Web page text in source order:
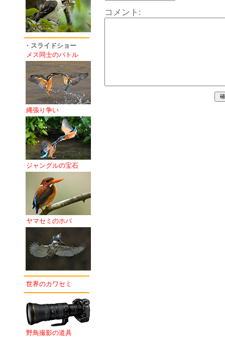
・スライドショー
メス同士のバトル
縄張り争い
ジャングルの宝石
ヤマセミのホバ
世界のカワセミ
野鳥撮影の道具
コメント: